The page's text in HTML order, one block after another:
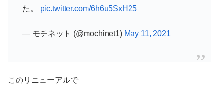
た。 pic.twitter.com/6h6u5SxH25
— モチネット (@mochinet1) May 11, 2021
このリニューアルで